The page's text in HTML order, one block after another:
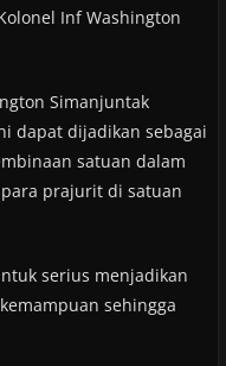
Inf Washington
Simanjuntak
dapat dijadikan sebagai
satuan dalam
prajurit di satuan
serius menjadikan
sehingga